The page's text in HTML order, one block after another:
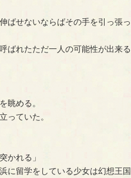
ばせないならばその手を引っ張っ
ばれたただ一人の可能性が出来る
眺める。
っていた。
かれる」
に留学をしている少女は幻想王国